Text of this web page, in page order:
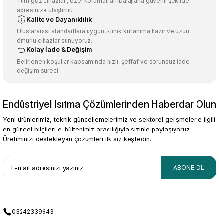
Ürün bilgilerinde hatalar bulunuyor.
Ürün fiyatı diğer sitelerden daha pahalı.
Bu ürüne benzer farklı alternatifler olmalı.
Gönder
adresinize ulaştırılır.
Kalite ve Dayanıklılık
Uluslararası standartlara uygun, klinik kullanıma hazır ve uzun
ömürlü cihazlar sunuyoruz.
Kolay İade & Değişim
Belirlenen koşullar kapsamında hızlı, şeffaf ve sorunsuz iade–
değişim süreci.
Endüstriyel Isıtma Çözümlerinden Haberdar Olun
Yeni ürünlerimiz, teknik güncellemelerimiz ve sektörel gelişmelerle ilgili
en güncel bilgileri e-bültenimiz aracılığıyla sizinle paylaşıyoruz.
Üretiminizi destekleyen çözümleri ilk siz keşfedin.
ABONE OL
03242339643